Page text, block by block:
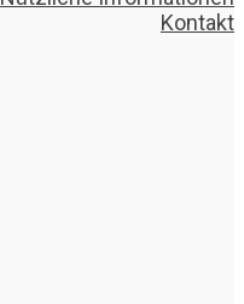
Kontakt